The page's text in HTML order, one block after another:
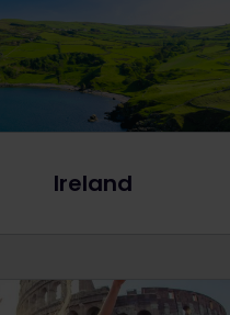
Ireland